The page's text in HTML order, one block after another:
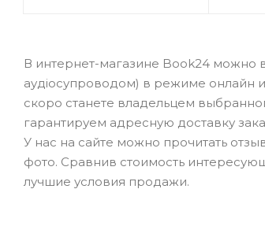
В интернет-магазине Book24 можно
аудіосупроводом) в режиме онлайн
скоро станете владельцем
гарантируем адресную доставку
У нас на сайте можно прочитать
фото. Сравнив стоимость
лучшие условия продажи.